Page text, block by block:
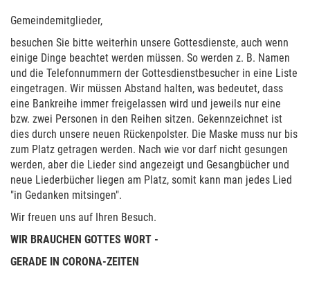
Gemeindemitglieder,
besuchen Sie bitte weiterhin unsere Gottesdienste, auch wenn
einige Dinge beachtet werden müssen. So werden z. B. Namen
und die Telefonnummern der Gottesdienstbesucher in eine Liste
eingetragen. Wir müssen Abstand halten, was bedeutet, dass
eine Bankreihe immer freigelassen wird und jeweils nur eine
bzw. zwei Personen in den Reihen sitzen. Gekennzeichnet ist
dies durch unsere neuen Rückenpolster. Die Maske muss nur bis
zum Platz getragen werden. Nach wie vor darf nicht gesungen
werden, aber die Lieder sind angezeigt und Gesangbücher und
neue Liederbücher liegen am Platz, somit kann man jedes Lied
"in Gedanken mitsingen".
Wir freuen uns auf Ihren Besuch.
WIR BRAUCHEN GOTTES WORT -
GERADE IN CORONA-ZEITEN